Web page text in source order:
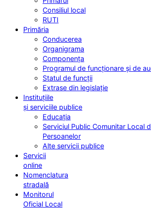
Consiliul local
RUTI
Primăria
Conducerea
Organigrama
Componența
Programul de funcționare și de
Statul de funcții
Extrase din legislație
Instituțiile
și serviciile publice
Educația
Serviciul Public Comunitar Local
Persoanelor
Alte servicii publice
Servicii
online
Nomenclatura
stradală
Monitorul
Oficial Local